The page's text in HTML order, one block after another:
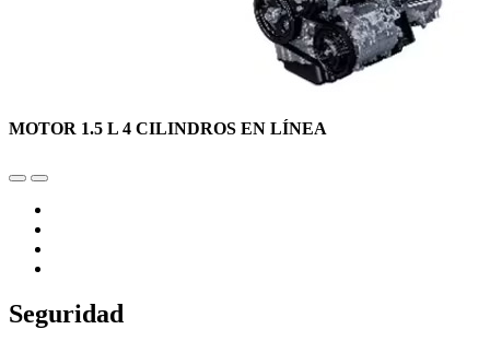
MOTOR 1.5 L 4 CILINDROS EN LÍNEA
Seguridad